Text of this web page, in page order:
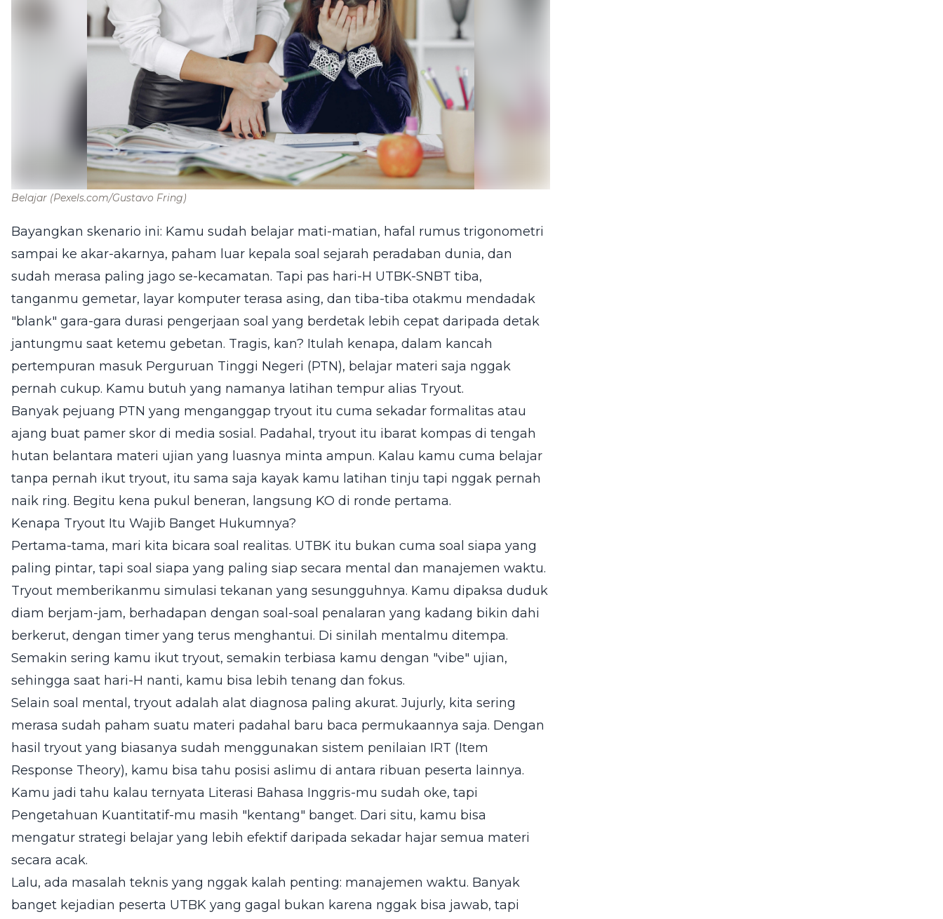
Belajar (Pexels.com/Gustavo Fring)
Bayangkan skenario ini: Kamu sudah belajar mati-matian, hafal rumus trigonometri
sampai ke akar-akarnya, paham luar kepala soal sejarah peradaban dunia, dan
sudah merasa paling jago se-kecamatan. Tapi pas hari-H UTBK-SNBT tiba,
tanganmu gemetar, layar komputer terasa asing, dan tiba-tiba otakmu mendadak
"blank" gara-gara durasi pengerjaan soal yang berdetak lebih cepat daripada detak
jantungmu saat ketemu gebetan. Tragis, kan? Itulah kenapa, dalam kancah
pertempuran masuk Perguruan Tinggi Negeri (PTN), belajar materi saja nggak
pernah cukup. Kamu butuh yang namanya latihan tempur alias Tryout.
Banyak pejuang PTN yang menganggap tryout itu cuma sekadar formalitas atau
ajang buat pamer skor di media sosial. Padahal, tryout itu ibarat kompas di tengah
hutan belantara materi ujian yang luasnya minta ampun. Kalau kamu cuma belajar
tanpa pernah ikut tryout, itu sama saja kayak kamu latihan tinju tapi nggak pernah
naik ring. Begitu kena pukul beneran, langsung KO di ronde pertama.
Kenapa Tryout Itu Wajib Banget Hukumnya?
Pertama-tama, mari kita bicara soal realitas. UTBK itu bukan cuma soal siapa yang
paling pintar, tapi soal siapa yang paling siap secara mental dan manajemen waktu.
Tryout memberikanmu simulasi tekanan yang sesungguhnya. Kamu dipaksa duduk
diam berjam-jam, berhadapan dengan soal-soal penalaran yang kadang bikin dahi
berkerut, dengan timer yang terus menghantui. Di sinilah mentalmu ditempa.
Semakin sering kamu ikut tryout, semakin terbiasa kamu dengan "vibe" ujian,
sehingga saat hari-H nanti, kamu bisa lebih tenang dan fokus.
Selain soal mental, tryout adalah alat diagnosa paling akurat. Jujurly, kita sering
merasa sudah paham suatu materi padahal baru baca permukaannya saja. Dengan
hasil tryout yang biasanya sudah menggunakan sistem penilaian IRT (Item
Response Theory), kamu bisa tahu posisi aslimu di antara ribuan peserta lainnya.
Kamu jadi tahu kalau ternyata Literasi Bahasa Inggris-mu sudah oke, tapi
Pengetahuan Kuantitatif-mu masih "kentang" banget. Dari situ, kamu bisa
mengatur strategi belajar yang lebih efektif daripada sekadar hajar semua materi
secara acak.
Lalu, ada masalah teknis yang nggak kalah penting: manajemen waktu. Banyak
banget kejadian peserta UTBK yang gagal bukan karena nggak bisa jawab, tapi